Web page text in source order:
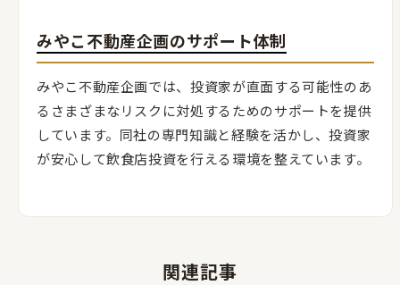
みやこ不動産企画のサポート体制
みやこ不動産企画では、投資家が直面する可能性のあ
るさまざまなリスクに対処するためのサポートを提供
しています。同社の専門知識と経験を活かし、投資家
が安心して飲食店投資を行える環境を整えています。
関連記事